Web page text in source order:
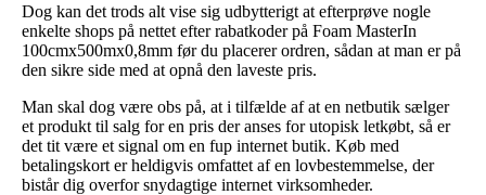
Dog kan det trods alt vise sig udbytterigt at efterprøve nogle
enkelte shops på nettet efter rabatkoder på Foam MasterIn
100cmx500mx0,8mm før du placerer ordren, sådan at man er på
den sikre side med at opnå den laveste pris.
Man skal dog være obs på, at i tilfælde af at en netbutik sælger
et produkt til salg for en pris der anses for utopisk letkøbt, så er
det tit være et signal om en fup internet butik. Køb med
betalingskort er heldigvis omfattet af en lovbestemmelse, der
bistår dig overfor snydagtige internet virksomheder.